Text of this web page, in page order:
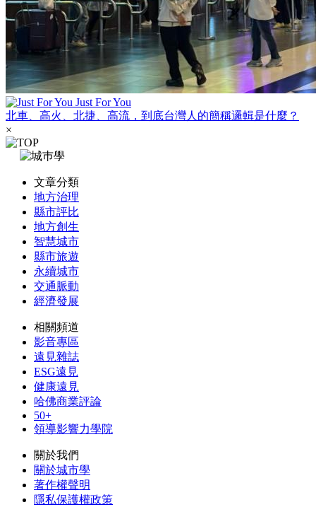
Just For You
北車、高火、北捷、高流，到底台灣人的簡稱邏輯是什麼？
×
文章分類
地方治理
縣市評比
地方創生
智慧城市
縣市旅遊
永續城市
交通脈動
經濟發展
相關頻道
影音專區
遠見雜誌
ESG遠見
健康遠見
哈佛商業評論
50+
領導影響力學院
關於我們
關於城市學
著作權聲明
隱私保護權政策